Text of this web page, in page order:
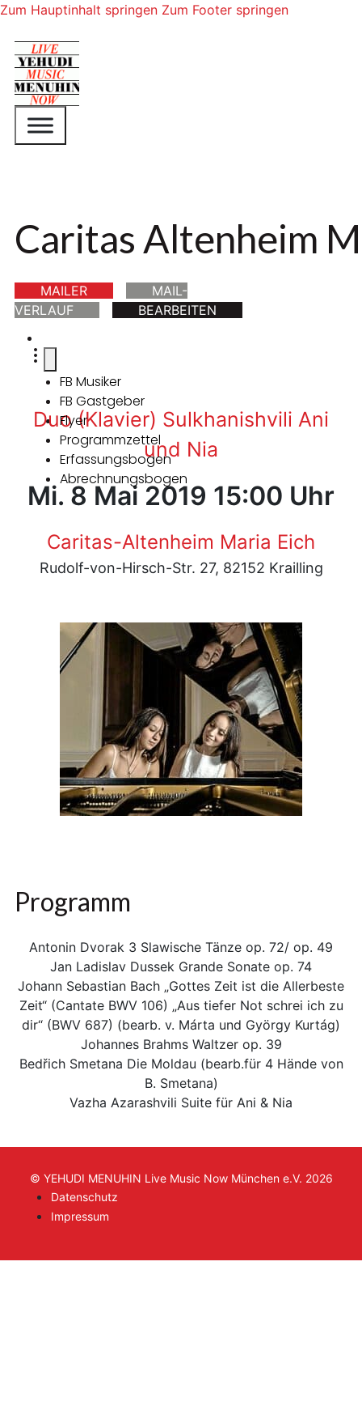
Zum Hauptinhalt springen Zum Footer springen
Caritas Altenheim
MAILER
MAIL-
VERLAUF
BEARBEITEN
FB Musiker
FB Gastgeber
Flyer
Programmzettel
Erfassungsbogen
Abrechnungsbogen
Duo (Klavier) Sulkhanishvili Ani
und Nia
Mi. 8 Mai 2019 15:00 Uhr
Caritas-Altenheim Maria Eich
Rudolf-von-Hirsch-Str. 27, 82152 Krailling
Programm
Antonin Dvorak 3 Slawische Tänze op. 72/ op. 49
Jan Ladislav Dussek Grande Sonate op. 74
Johann Sebastian Bach „Gottes Zeit ist die Allerbeste
Zeit“ (Cantate BWV 106) „Aus tiefer Not schrei ich zu
dir“ (BWV 687) (bearb. v. Márta und György Kurtág)
Johannes Brahms Waltzer op. 39
Bedřich Smetana Die Moldau (bearb.für 4 Hände von
B. Smetana)
Vazha Azarashvili Suite für Ani & Nia
© YEHUDI MENUHIN Live Music Now München e.V. 2026
Datenschutz
Impressum